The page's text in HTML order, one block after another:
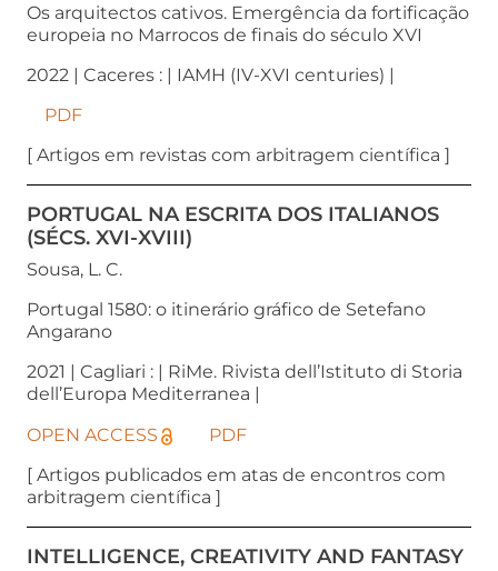
Os arquitectos cativos. Emergência da fortificação
europeia no Marrocos de finais do século XVI
2022 | Caceres : | IAMH (IV-XVI centuries) |
PDF
[ Artigos em revistas com arbitragem científica ]
PORTUGAL NA ESCRITA DOS ITALIANOS
(SÉCS. XVI-XVIII)
Sousa, L. C.
Portugal 1580: o itinerário gráfico de Setefano
Angarano
2021 | Cagliari : | RiMe. Rivista dell’Istituto di Storia
dell’Europa Mediterranea |
OPEN ACCESS
PDF
[ Artigos publicados em atas de encontros com
arbitragem científica ]
INTELLIGENCE, CREATIVITY AND FANTASY